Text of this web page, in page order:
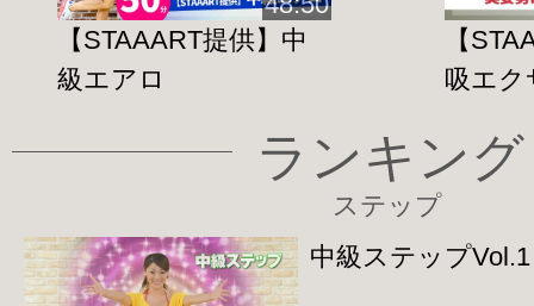
【STAAART提供】中
級エアロ
【
吸エク
ランキング
ステップ
中級ステップVol.1